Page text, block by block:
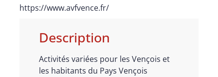
https://www.avfvence.fr/
Description
Activités variées pour les Vençois et
les habitants du Pays Vençois